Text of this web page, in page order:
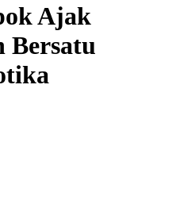
Ajak
Bersatu